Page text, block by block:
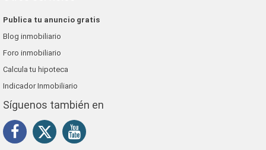
Publica tu anuncio gratis
Blog inmobiliario
Foro inmobiliario
Calcula tu hipoteca
Indicador Inmobiliario
Síguenos también en